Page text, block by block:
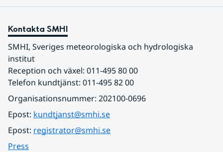
Kontakta SMHI
SMHI, Sveriges meteorologiska och hydrologiska
institut
Reception och växel: 011-495 80 00
Telefon kundtjänst: 011-495 82 00
Organisationsnummer: 202100-0696
Epost: kundtjanst@smhi.se
Epost: registrator@smhi.se
Press